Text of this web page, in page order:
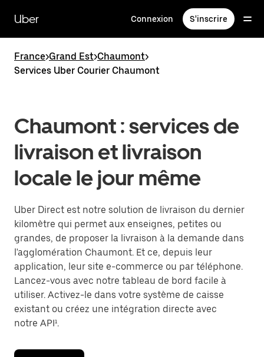
contenu
principal
Uber Connexion S'inscrire
France>Grand Est>Chaumont>
Services Uber Courier Chaumont
Chaumont : services de
livraison et livraison
locale le jour même
Uber Direct est notre solution de livraison du dernier
kilomètre qui permet aux enseignes, petites ou
grandes, de proposer la livraison à la demande dans
l'agglomération Chaumont. Et ce, depuis leur
application, leur site e-commerce ou par téléphone.
Lancez-vous avec notre tableau de bord facile à
utiliser. Activez-le dans votre système de caisse
existant ou créez une intégration directe avec
notre API¹.